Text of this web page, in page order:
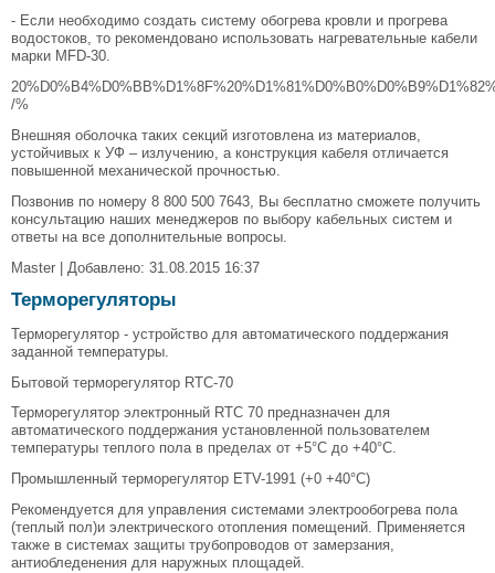
- Если необходимо создать систему обогрева кровли и прогрева
водостоков, то рекомендовано использовать нагревательные кабели
марки MFD-30.
/%
Внешняя оболочка таких секций изготовлена из материалов,
устойчивых к УФ – излучению, а конструкция кабеля отличается
повышенной механической прочностью.
Позвонив по номеру 8 800 500 7643, Вы бесплатно сможете получить
консультацию наших менеджеров по выбору кабельных систем и
ответы на все дополнительные вопросы.
Master | Добавлено: 31.08.2015 16:37
Терморегуляторы
Терморегулятор - устройство для автоматического поддержания
заданной температуры.
Бытовой терморегулятор RTC-70
Терморегулятор электронный RTC 70 предназначен для
автоматического поддержания установленной пользователем
температуры теплого пола в пределах от +5°С до +40°С.
Промышленный терморегулятор ETV-1991 (+0 +40°C)
Рекомендуется для управления системами электрообогрева пола
(теплый пол)и электрического отопления помещений. Применяется
также в системах защиты трубопроводов от замерзания,
антиобледенения для наружных площадей.